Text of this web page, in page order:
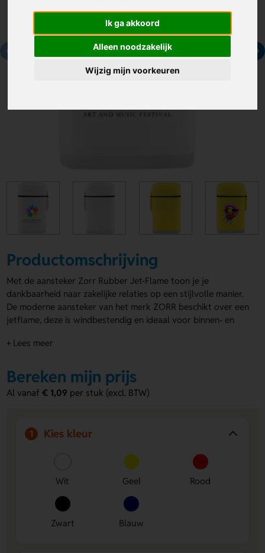
Ik ga akkoord
Alleen noodzakelijk
Wijzig mijn voorkeuren
Productomschrijving
Met de aansteker Zorr Rubber Jet-Flame toon je je
dankbaarheid naar zakelijke relaties op een stijlvolle manier.
De moderne aansteker van het merk ZORR beschikt over een
jetflame, deze is windbestendig en ideaal voor binnen- en
specialer en is verkrijgbaar in diverse kleuren zoals wit, rood,
op dezeaanstekers drukken. Lavista heeft jarenlange
ervaring en biedt persoonlijk advies, gratis drukproeven en
een ruime keuze aan personalisatiemogelijkheden. Maak
Personaliseerbaar met logo of tekst:
Laat je
bedrijfsnaam of boodschap duidelijk zien voor een
professionele uitstraling.
Windbestendige jetflame:Ideaal voor gebruik binnen
+ Lees meer
Bereken mijn prijs
Al vanaf€ 1,09 per stuk (excl. BTW)
1 Kies kleur
Wit Geel Rood
Zwart Blauw